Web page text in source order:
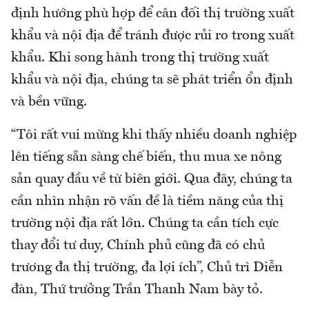
định hướng phù hợp để cân đối thị trường xuất
khẩu và nội địa để tránh được rủi ro trong xuất
khẩu. Khi song hành trong thị trường xuất
khẩu và nội địa, chúng ta sẽ phát triển ổn định
và bền vững.
“Tôi rất vui mừng khi thấy nhiều doanh nghiệp
lên tiếng sẵn sàng chế biến, thu mua xe nông
sản quay đầu về từ biên giới. Qua đây, chúng ta
cần nhìn nhận rõ vấn đề là tiềm năng của thị
trường nội địa rất lớn. Chúng ta cần tích cực
thay đổi tư duy, Chính phủ cũng đã có chủ
trương đa thị trường, đa lợi ích”, Chủ trì Diễn
đàn, Thứ trưởng Trần Thanh Nam bày tỏ.